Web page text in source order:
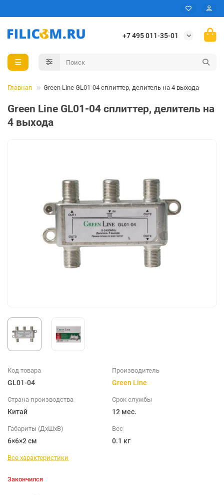
+7 495 011-35-01
Главная Green Line GL01-04 сплиттер, делитель на 4 выхода
Green Line GL01-04 сплиттер, делитель на
4 выхода
Код товара
GL01-04
Производитель
Green Line
Страна производства
Китай
Срок службы
12 мес.
Габариты (ДхШхВ)
6×6×2 см
Вес
0.1 кг
Все характеристики
Закончился